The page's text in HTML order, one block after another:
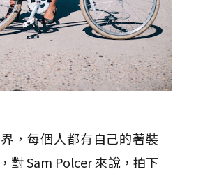
，每個人都有自己的著裝
對 Sam Polcer 來說，拍下